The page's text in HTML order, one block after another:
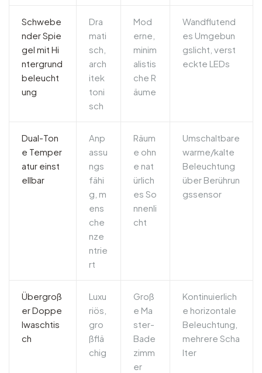
Schwebe
nder Spie
gel mit Hi
ntergrund
beleucht
ung
Dra
mati
sch,
arch
itek
toni
sch
Mod
erne,
minim
alistis
che R
äume
Wandflutend
es Umgebun
gslicht, verst
eckte LEDs
Dual-Ton
e Temper
atur einst
ellbar
Anp
assu
ngs
fähi
g, m
ens
che
nze
ntrie
rt
Räum
e ohn
e nat
ürlich
es So
nnenli
cht
Umschaltbare
warme/kalte
Beleuchtung
über Berührun
gssensor
Übergroß
er Doppe
lwaschtis
ch
Luxu
riös,
gro
ßflä
chig
Groß
e Ma
ster-
Bade
zimm
er
Kontinuierlich
e horizontale
Beleuchtung,
mehrere Scha
lter